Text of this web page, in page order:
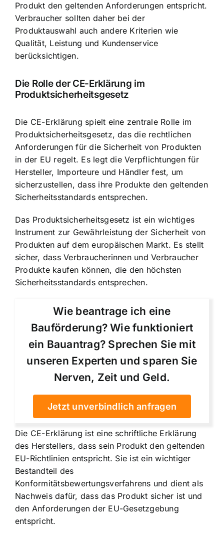
Produkt den geltenden Anforderungen entspricht.
Verbraucher sollten daher bei der
Produktauswahl auch andere Kriterien wie
Qualität, Leistung und Kundenservice
berücksichtigen.
Die Rolle der CE-Erklärung im
Produktsicherheitsgesetz
Die CE-Erklärung spielt eine zentrale Rolle im
Produktsicherheitsgesetz, das die rechtlichen
Anforderungen für die Sicherheit von Produkten
in der EU regelt. Es legt die Verpflichtungen für
Hersteller, Importeure und Händler fest, um
sicherzustellen, dass ihre Produkte den geltenden
Sicherheitsstandards entsprechen.
Das Produktsicherheitsgesetz ist ein wichtiges
Instrument zur Gewährleistung der Sicherheit von
Produkten auf dem europäischen Markt. Es stellt
sicher, dass Verbraucherinnen und Verbraucher
Produkte kaufen können, die den höchsten
Sicherheitsstandards entsprechen.
Wie beantrage ich eine
Bauförderung? Wie funktioniert
ein Bauantrag? Sprechen Sie mit
unseren Experten und sparen Sie
Nerven, Zeit und Geld.
Jetzt unverbindlich anfragen
Die CE-Erklärung ist eine schriftliche Erklärung
des Herstellers, dass sein Produkt den geltenden
EU-Richtlinien entspricht. Sie ist ein wichtiger
Bestandteil des
Konformitätsbewertungsverfahrens und dient als
Nachweis dafür, dass das Produkt sicher ist und
den Anforderungen der EU-Gesetzgebung
entspricht.